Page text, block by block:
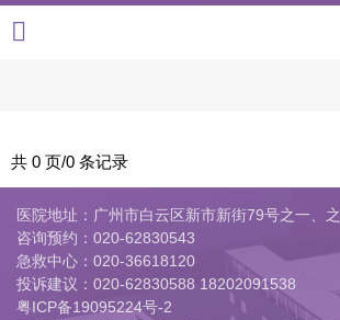
共 0 页/0 条记录
医院地址：广州市白云区新市新街79号之一、
咨询预约： 020-62830543
急救中心： 020-36618120
投诉建议： 020-62830588 18202091538
粤ICP备19095224号-2